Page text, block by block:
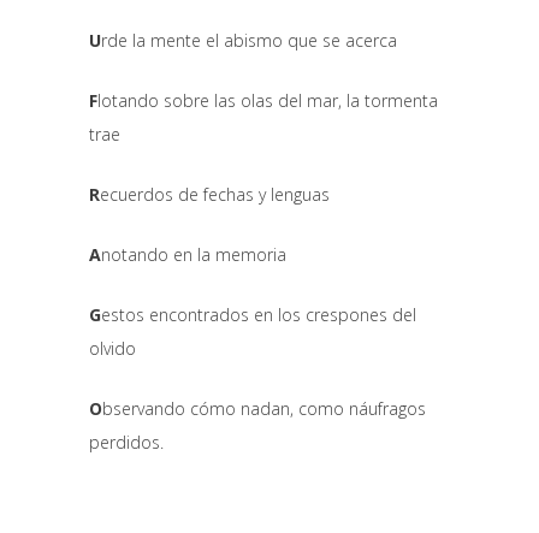
Urde la mente el abismo que se acerca
Flotando sobre las olas del mar, la tormenta
trae
Recuerdos de fechas y lenguas
Anotando en la memoria
Gestos encontrados en los crespones del
olvido
Observando cómo nadan, como náufragos
perdidos.